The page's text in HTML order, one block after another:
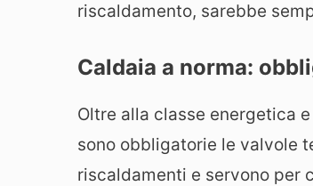
riscaldamento, sarebbe
Caldaia a norma:
Oltre alla classe energetica
sono obbligatorie le valvole
riscaldamenti e servono per